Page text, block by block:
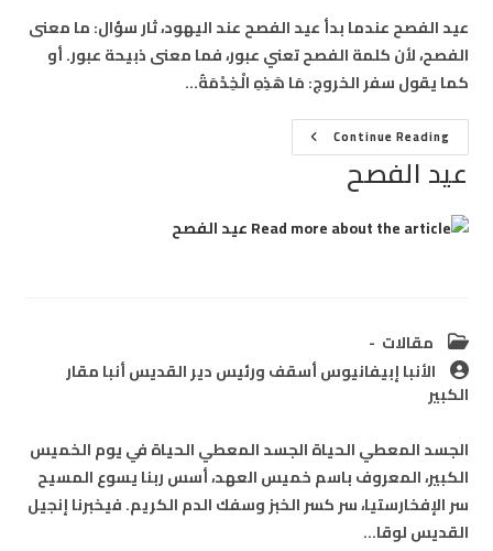
عيد الفصح عندما بدأ عيد الفصح عند اليهود، ثار سؤال: ما معنى
الفصح، لأن كلمة الفصح تعني عبور، فما معنى ذبيحة عبور. أو
كما يقول سفر الخروج: مَا هَذِهِ الْخِدْمَةُ…
Continue Readingعيد
الفصح عيد الفصح
Post
category:
مقالات
Post
author:
الأنبا إبيفانيوس أسقف ورئيس دير القديس أنبا مقار
الكبير
الجسد المعطي الحياة الجسد المعطي الحياة في يوم الخميس
الكبير، المعروف باسم خميس العهد، أسس ربنا يسوع المسيح
سر الإفخارستيا، سر كسر الخبز وسفك الدم الكريم. فيخبرنا إنجيل
القديس لوقا…